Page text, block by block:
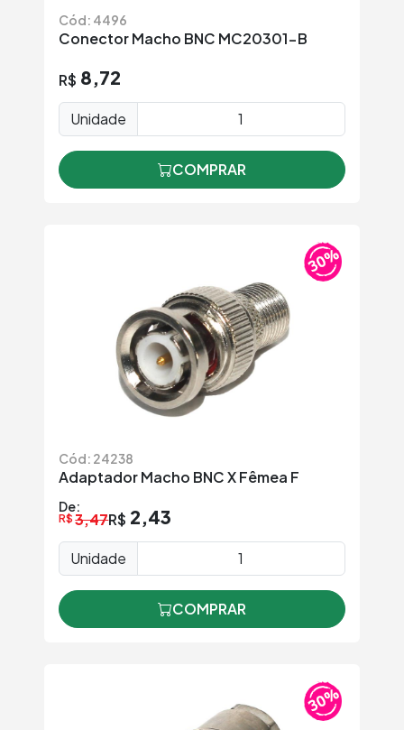
Cód: 4496
Conector Macho BNC MC20301-B
R$ 8,72
Unidade
COMPRAR
Cód: 24238
Adaptador Macho BNC X Fêmea F
De:
R$ 3,47R$ 2,43
Unidade
COMPRAR